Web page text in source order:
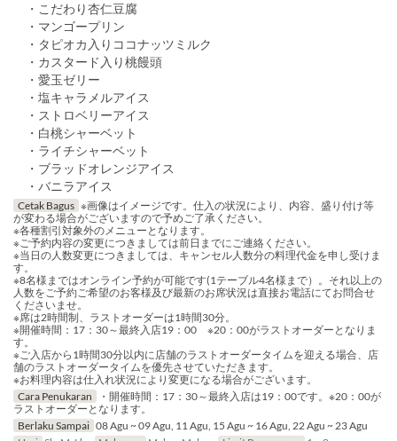
・こだわり杏仁豆腐
・マンゴープリン
・タピオカ入りココナッツミルク
・カスタード入り桃饅頭
・愛玉ゼリー
・塩キャラメルアイス
・ストロベリーアイス
・白桃シャーベット
・ライチシャーベット
・ブラッドオレンジアイス
・バニラアイス
Cetak Bagus ※画像はイメージです。仕入の状況により、内容、盛り付け等
が変わる場合がございますので予めご了承ください。
※各種割引対象外のメニューとなります。
※ご予約内容の変更につきましては前日までにご連絡ください。
※当日の人数変更につきましては、キャンセル人数分の料理代金を申し受けま
す。
※8名様まではオンライン予約が可能です(1テーブル4名様まで）。それ以上の
人数をご予約ご希望のお客様及び最新のお席状況は直接お電話にてお問合せ
くださいませ。
※席は2時間制、ラストオーダーは1時間30分。
※開催時間：17：30～最終入店19：00 ※20：00がラストオーダーとなりま
す。
※ご入店から1時間30分以内に店舗のラストオーダータイムを迎える場合、店
舗のラストオーダータイムを優先させていただきます。
※お料理内容は仕入れ状況により変更になる場合がございます。
Cara Penukaran
・開催時間：17：30～最終入店は19：00です。※20：00が
ラストオーダーとなります。
Berlaku Sampai 08 Agu ~ 09 Agu, 11 Agu, 15 Agu ~ 16 Agu, 22 Agu ~ 23 Agu